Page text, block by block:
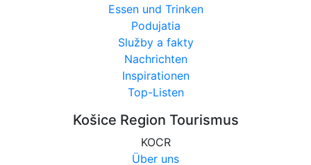
Essen und Trinken
Podujatia
Služby a fakty
Nachrichten
Inspirationen
Top-Listen
Košice Region Tourismus
KOCR
Über uns